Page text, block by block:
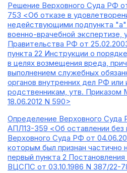
Решение Верховного Суда РФ
753 <Об отказе в
недействующими подпункта
военно-врачебной экспертизе,
Правительства РФ от
пункта 22 Инструкции о
в целях возмещения вреда,
выполнением служебных
органов внутренних дел РФ или
родственникам, утв.
18.06.2012 N 590>
Определение Верховного Суда
АПЛ13-359 <Об оставлении без
Верховного Суда РФ от
которым был признан
первый пункта 2
ВЦСПС от 03.10.1986 N 387/22-